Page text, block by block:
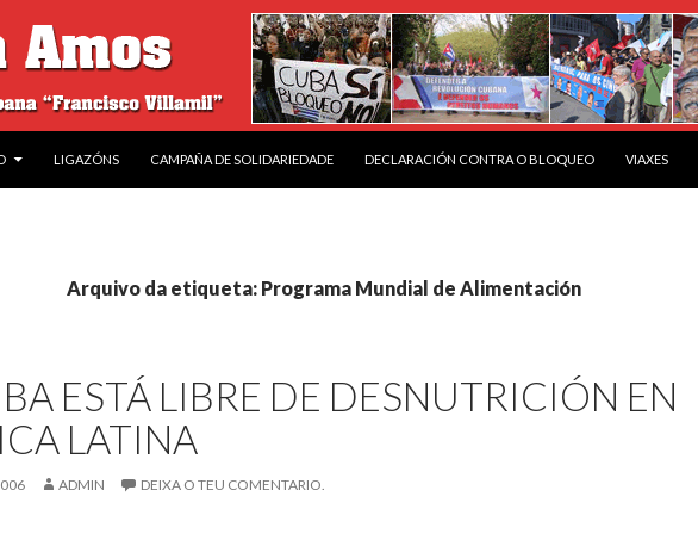
LIGAZÓNS CAMPAÑA DE SOLIDARIEDADE DECLARACIÓN CONTRA O BLOQUEO VIAXES
Arquivo da etiqueta: Programa Mundial de Alimentación
ESTÁ LIBRE DE DESNUTRICIÓN EN
LATINA
ADMIN DEIXA O TEU COMENTARIO.